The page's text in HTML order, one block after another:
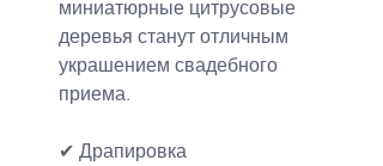
миниатюрные цитрусовые
деревья станут отличным
украшением свадебного
приема.
✔ Драпировка